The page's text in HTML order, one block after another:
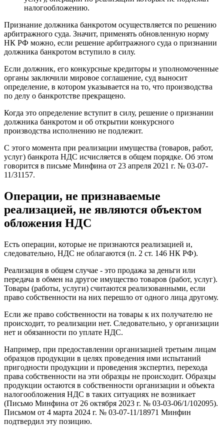
налогообложению.
Признание должника банкротом осуществляется по решению
арбитражного суда. Значит, применять обновленную норму
НК РФ можно, если решение арбитражного суда о признании
должника банкротом вступило в силу.
Если должник, его конкурсные кредиторы и уполномоченные
органы заключили мировое соглашение, суд выносит
определение, в котором указывается на то, что производства
по делу о банкротстве прекращено.
Когда это определение вступит в силу, решение о признании
должника банкротом и об открытии конкурсного
производства исполнению не подлежит.
С этого момента при реализации имущества (товаров, работ,
услуг) банкрота НДС исчисляется в общем порядке. Об этом
говорится в письме Минфина от 23 апреля 2021 г. № 03-07-
11/31157.
Операции, не признаваемые
реализацией, не являются объектом
обложения НДС
Есть операции, которые не признаются реализацией и,
следовательно, НДС не облагаются (п. 2 ст. 146 НК РФ).
Реализация в общем случае - это продажа за деньги или
передача в обмен на другое имущество товаров (работ, услуг).
Товары (работы, услуги) считаются реализованными, если
право собственности на них перешло от одного лица другому.
Если же право собственности на товары к их получателю не
происходит, то реализации нет. Следовательно, у организации
нет и обязанности по уплате НДС.
Например, при предоставлении организацией третьим лицам
образцов продукции в целях проведения ими испытаний
пригодности продукции и проведения экспертиз, перехода
права собственности на эти образцы не происходит. Образцы
продукции остаются в собственности организации и объекта
налогообложения НДС в таких ситуациях не возникает
(Письмо Минфина от 26 октября 2023 г. № 03-03-06/1/102095).
Письмом от 4 марта 2024 г. № 03-07-11/18971 Минфин
подтвердил эту позицию.